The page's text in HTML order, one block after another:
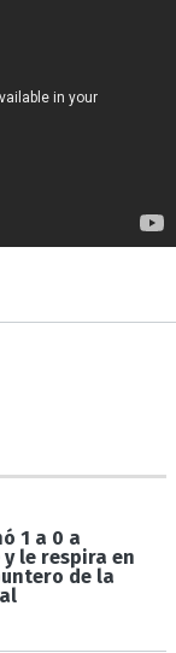
1 a 0 a
le respira en
de la